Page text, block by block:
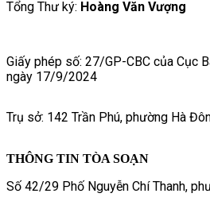
Tổng Thư ký: Hoàng Văn Vượng
Giấy phép số: 27/GP-CBC của Cục
ngày 17/9/2024
Trụ sở: 142 Trần Phú, phường Hà
THÔNG TIN TÒA SOẠN
Số 42/29 Phố Nguyễn Chí Thanh,